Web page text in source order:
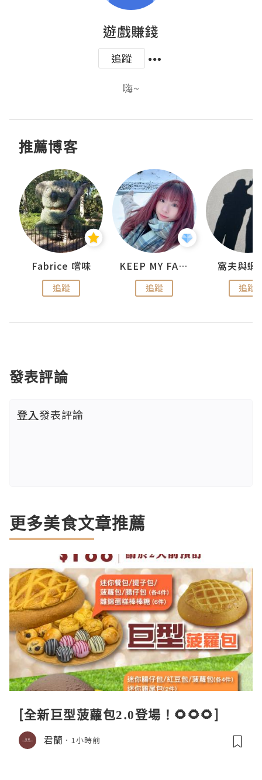
遊戲賺錢
追蹤
嗨~
推薦博客
Fabrice 嚐味
追蹤
KEEP MY FAITH
追蹤
窩夫與蝦
追蹤
發表評論
登入發表評論
更多美食文章推薦
[全新巨型菠蘿包2.0登場！🌻🌻🌻]
君蘭 1小時前